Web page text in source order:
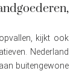
kijkt ook
Nederland
buitengewone